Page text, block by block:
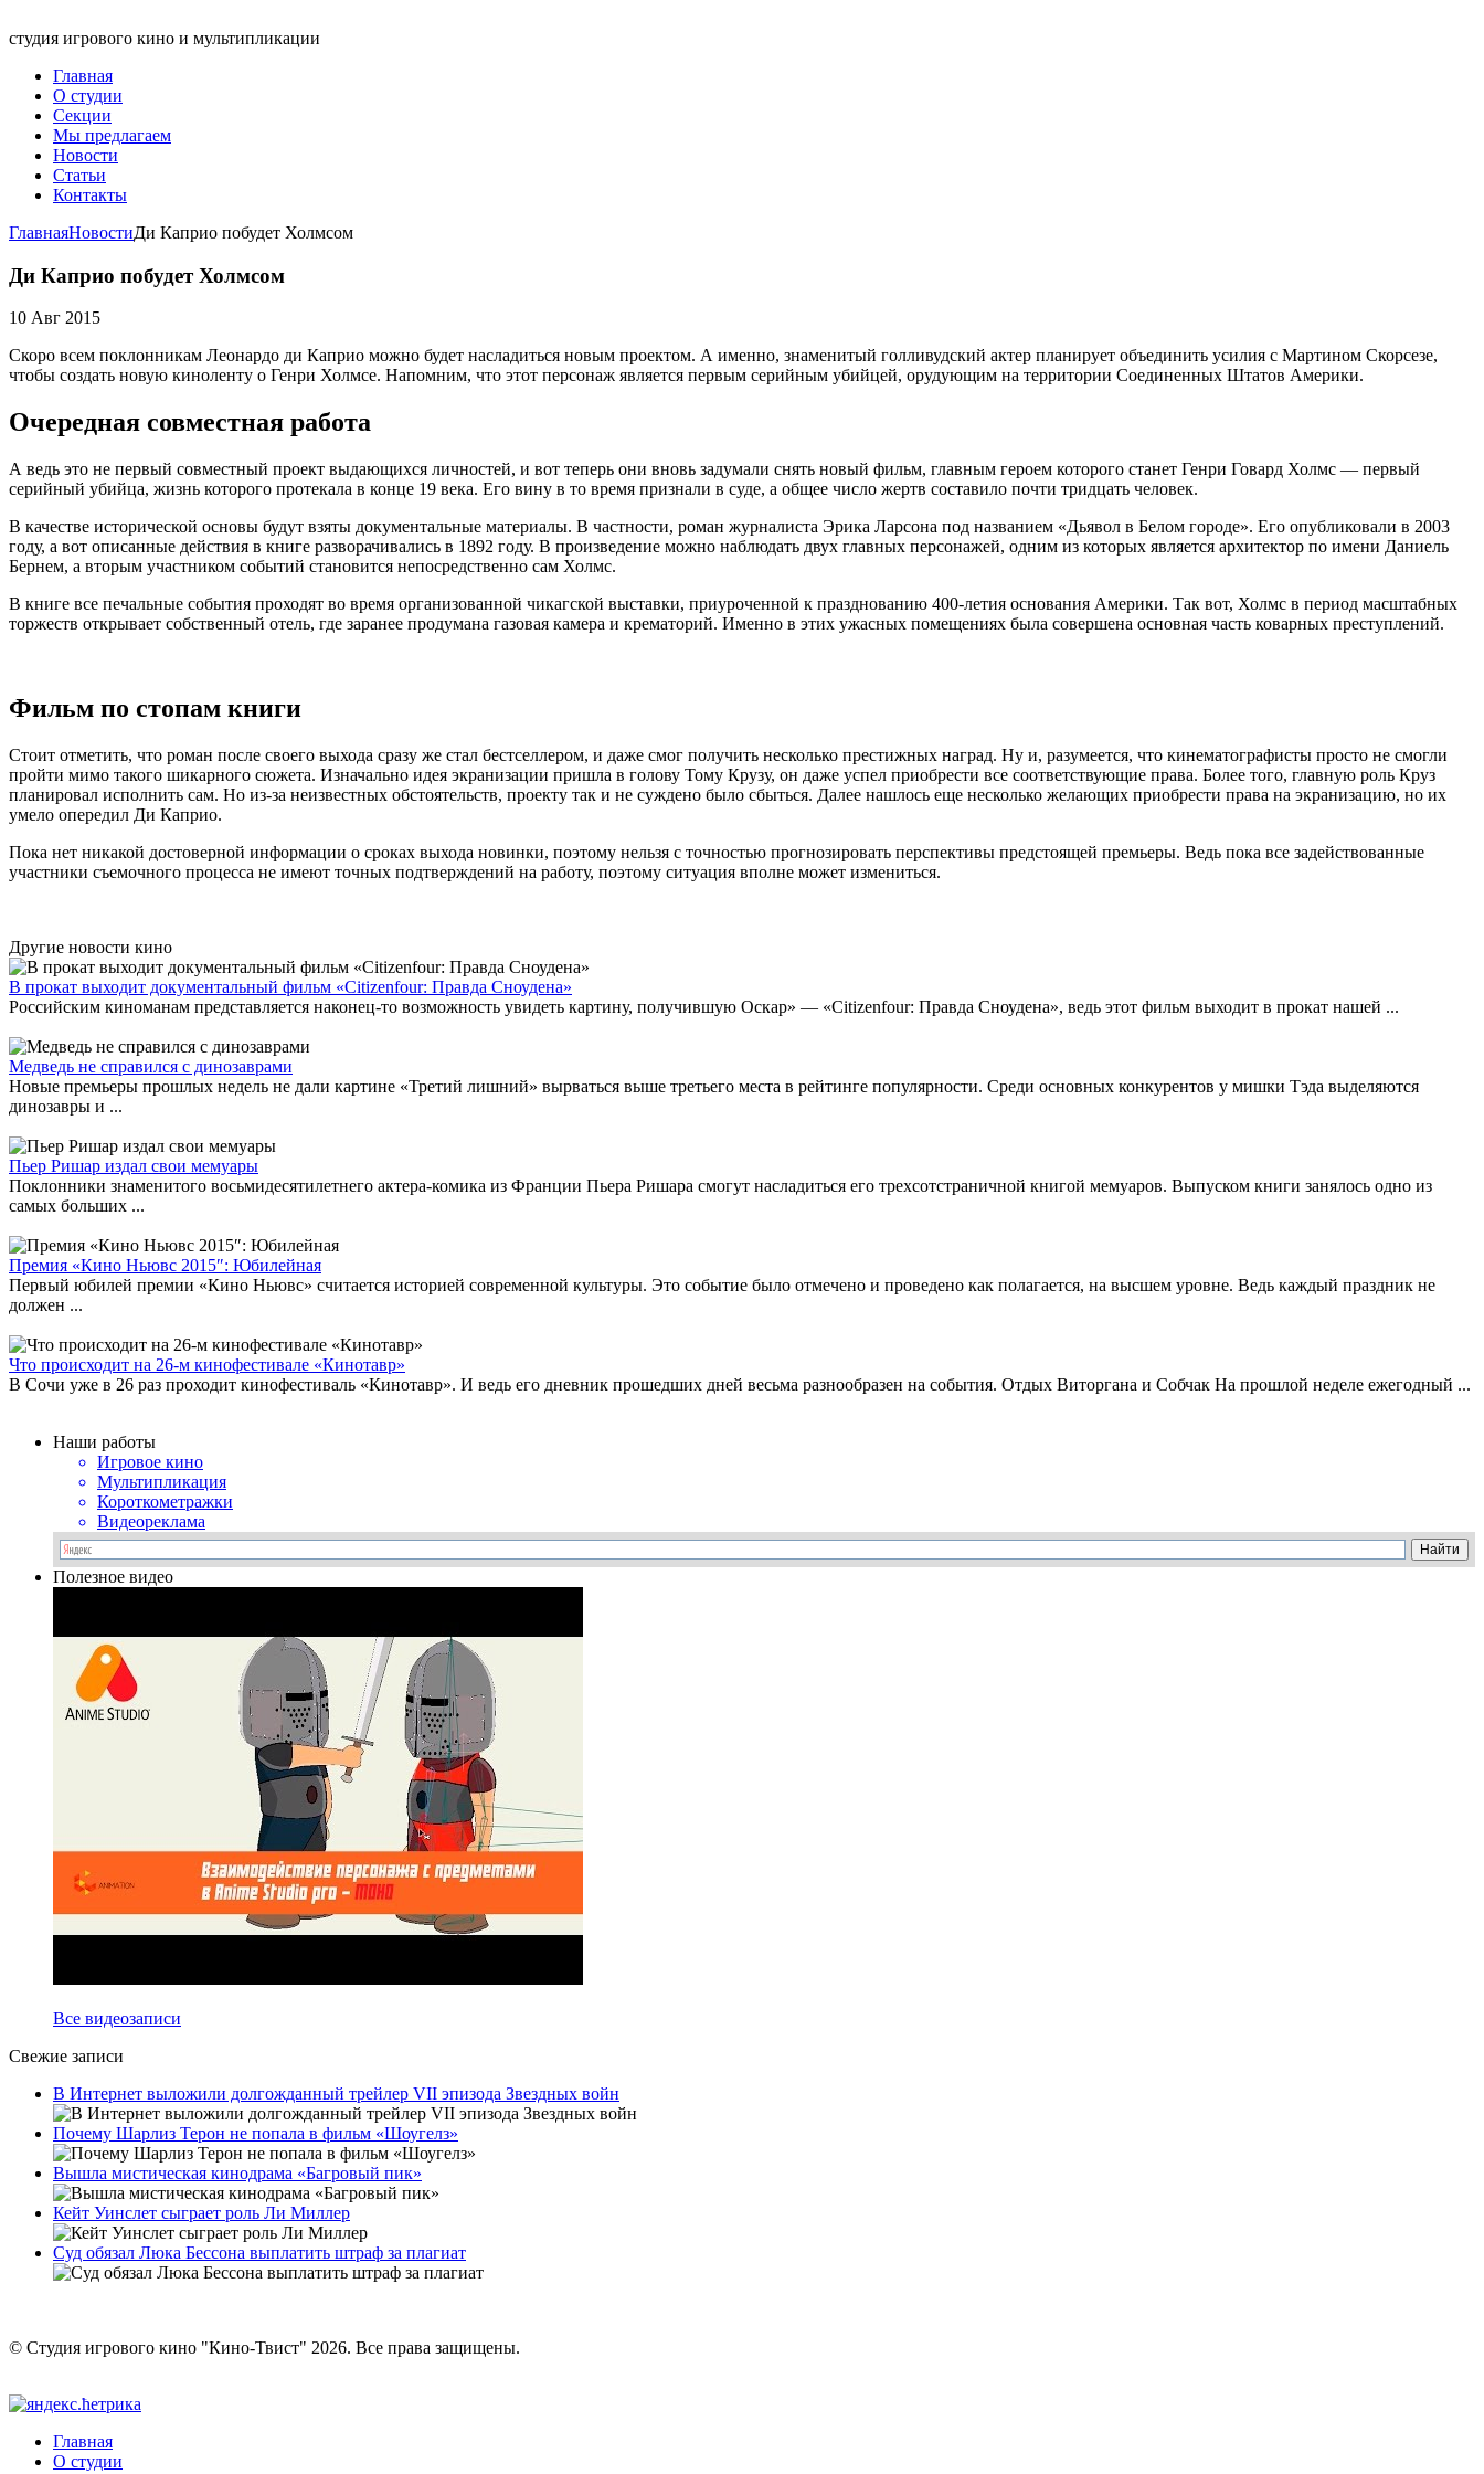
студия игрового кино и мультипликации
Главная
О студии
Секции
Мы предлагаем
Новости
Статьи
Контакты
ГлавнаяНовостиДи Каприо побудет Холмсом
Ди Каприо побудет Холмсом
10 Авг 2015
Скоро всем поклонникам Леонардо ди Каприо можно будет насладиться новым проектом. А именно, знаменитый голливудский актер планирует объединить усилия с Мартином Скорсезе,
чтобы создать новую киноленту о Генри Холмсе. Напомним, что этот персонаж является первым серийным убийцей, орудующим на территории Соединенных Штатов Америки.
Очередная совместная работа
А ведь это не первый совместный проект выдающихся личностей, и вот теперь они вновь задумали снять новый фильм, главным героем которого станет Генри Говард Холмс — первый
серийный убийца, жизнь которого протекала в конце 19 века. Его вину в то время признали в суде, а общее число жертв составило почти тридцать человек.
В качестве исторической основы будут взяты документальные материалы. В частности, роман журналиста Эрика Ларсона под названием «Дьявол в Белом городе». Его опубликовали в 2003
году, а вот описанные действия в книге разворачивались в 1892 году. В произведение можно наблюдать двух главных персонажей, одним из которых является архитектор по имени Даниель
Бернем, а вторым участником событий становится непосредственно сам Холмс.
В книге все печальные события проходят во время организованной чикагской выставки, приуроченной к празднованию 400-летия основания Америки. Так вот, Холмс в период масштабных
торжеств открывает собственный отель, где заранее продумана газовая камера и крематорий. Именно в этих ужасных помещениях была совершена основная часть коварных преступлений.
Фильм по стопам книги
Стоит отметить, что роман после своего выхода сразу же стал бестселлером, и даже смог получить несколько престижных наград. Ну и, разумеется, что кинематографисты просто не смогли
пройти мимо такого шикарного сюжета. Изначально идея экранизации пришла в голову Тому Крузу, он даже успел приобрести все соответствующие права. Более того, главную роль Круз
планировал исполнить сам. Но из-за неизвестных обстоятельств, проекту так и не суждено было сбыться. Далее нашлось еще несколько желающих приобрести права на экранизацию, но их
умело опередил Ди Каприо.
Пока нет никакой достоверной информации о сроках выхода новинки, поэтому нельзя с точностью прогнозировать перспективы предстоящей премьеры. Ведь пока все задействованные
участники съемочного процесса не имеют точных подтверждений на работу, поэтому ситуация вполне может измениться.
Другие новости кино
В прокат выходит документальный фильм «Citizenfour: Правда Сноудена»
Российским киноманам представляется наконец-то возможность увидеть картину, получившую Оскар» — «Citizenfour: Правда Сноудена», ведь этот фильм выходит в прокат нашей ...
Медведь не справился с динозаврами
Новые премьеры прошлых недель не дали картине «Третий лишний» вырваться выше третьего места в рейтинге популярности. Среди основных конкурентов у мишки Тэда выделяются
динозавры и ...
Пьер Ришар издал свои мемуары
Поклонники знаменитого восьмидесятилетнего актера-комика из Франции Пьера Ришара смогут насладиться его трехсотстраничной книгой мемуаров. Выпуском книги занялось одно из
самых больших ...
Премия «Кино Ньювс 2015″: Юбилейная
Первый юбилей премии «Кино Ньювс» считается историей современной культуры. Это событие было отмечено и проведено как полагается, на высшем уровне. Ведь каждый праздник не
должен ...
Что происходит на 26-м кинофестивале «Кинотавр»
В Сочи уже в 26 раз проходит кинофестиваль «Кинотавр». И ведь его дневник прошедших дней весьма разнообразен на события. Отдых Виторгана и Собчак На прошлой неделе ежегодный ...
Наши работы
Игровое кино
Мультипликация
Короткометражки
Видеореклама
Полезное видео
Все видеозаписи
Свежие записи
В Интернет выложили долгожданный трейлер VII эпизода Звездных войн
Почему Шарлиз Терон не попала в фильм «Шоугелз»
Вышла мистическая кинодрама «Багровый пик»
Кейт Уинслет сыграет роль Ли Миллер
Суд обязал Люка Бессона выплатить штраф за плагиат
© Студия игрового кино "Кино-Твист" 2026. Все права защищены.
Главная
О студии